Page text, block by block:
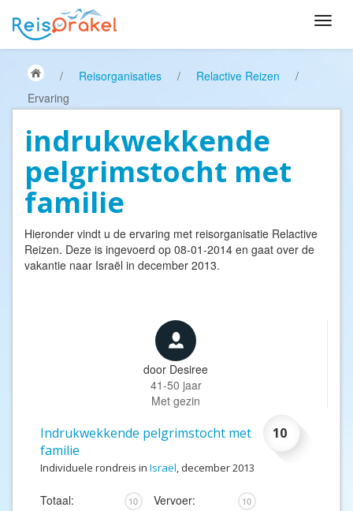
/ Reisorganisaties / Relactive Reizen
/
Ervaring
indrukwekkende
pelgrimstocht met
familie
Hieronder vindt u de ervaring met reisorganisatie Relactive
Reizen. Deze is ingevoerd op 08-01-2014 en gaat over de
vakantie naar Israël in december 2013.
door Desiree
41-50 jaar
Met gezin
10
Indrukwekkende pelgrimstocht met
familie
Individuele rondreis in Israël, december 2013
Totaal: 10 Vervoer: 10